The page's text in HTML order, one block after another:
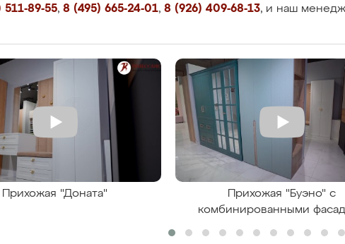
89-55, 8 (495) 665-24-01, 8 (926) 409-68-13, и наш
Прихожая "Доната"
Прихожая "Буэно" с
комбинированными